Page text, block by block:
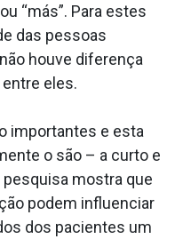
“más”. Para estes
das pessoas
houve diferença
eles.
importantes e esta
o são – a curto e
pesquisa mostra que
podem influenciar
dos pacientes um